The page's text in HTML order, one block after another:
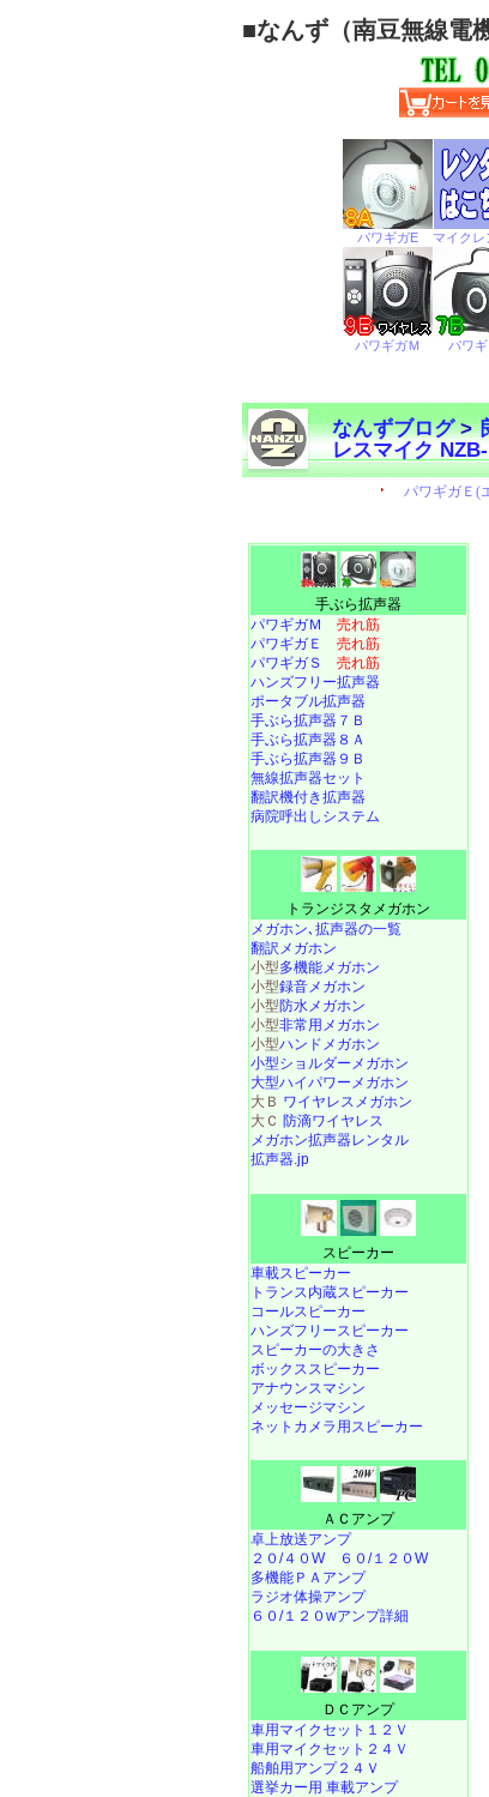
■なんず（南豆無線電
なんずブログ>
レスマイク
手ぶら拡声器
パワギガＭ 売れ筋
パワギガＥ 売れ筋
パワギガＳ 売れ筋
ハンズフリー拡声器
ポータブル拡声器
手ぶら拡声器７Ｂ
手ぶら拡声器８Ａ
手ぶら拡声器９Ｂ
無線拡声器セット
翻訳機付き拡声器
病院呼出しシステム
トランジスタメガホン
メガホン､拡声器の一覧
翻訳メガホン
小型多機能メガホン
小型録音メガホン
小型防水メガホン
小型非常用メガホン
小型ハンドメガホン
小型ショルダーメガホン
大型ハイパワーメガホン
大Ｂ ワイヤレスメガホン
大Ｃ 防滴ワイヤレス
メガホン拡声器レンタル
拡声器.jp
スピーカー
車載スピーカー
トランス内蔵スピーカー
コールスピーカー
ハンズフリースピーカー
スピーカーの大きさ
ボックススピーカー
アナウンスマシン
メッセージマシン
ネットカメラ用スピーカー
ＡＣアンプ
卓上放送アンプ
２０/４０W
６０/１２０W
多機能ＰＡアンプ
ラジオ体操アンプ
６０/１２０wアンプ詳細
ＤＣアンプ
車用マイクセット１２Ｖ
車用マイクセット２４Ｖ
船舶用アンプ２４Ｖ
選挙カー用 車載アンプ